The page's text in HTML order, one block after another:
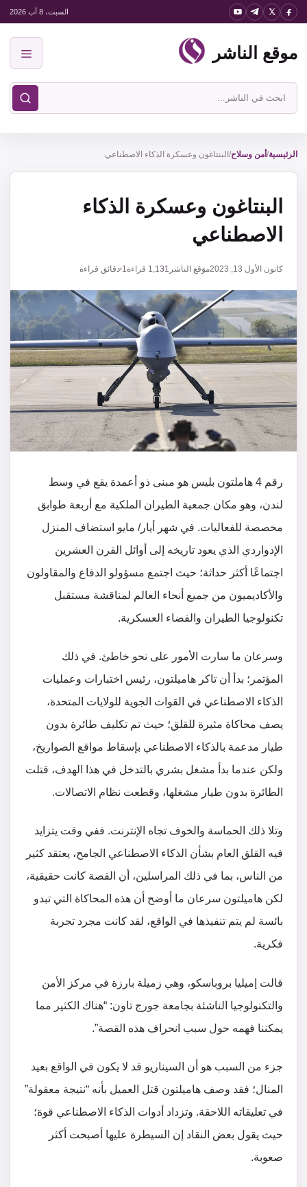
انتقل
المحتوى
السبت، 8 آب 2026
موقع الناشر
ابحث
في
الناشر
الرئيسية/ أمن وسلاح/ البنتاغون وعسكرة الذكاء الاصطناعي
البنتاغون وعسكرة الذكاء
الاصطناعي
كانون الأول 13, 2023 موقع الناشر 1,131 قراءة1 دقائق قراءة
رقم 4 هاملتون بليس هو مبنى ذو أعمدة يقع في وسط
لندن، وهو مكان جمعية الطيران الملكية مع أربعة طوابق
مخصصة للفعاليات. في شهر أيار/ مايو استضاف المنزل
الإدواردي الذي يعود تاريخه إلى أوائل القرن العشرين
اجتماعًا أكثر حداثة؛ حيث اجتمع مسؤولو الدفاع والمقاولون
والأكاديميون من جميع أنحاء العالم لمناقشة مستقبل
تكنولوجيا الطيران والفضاء العسكرية.
وسرعان ما سارت الأمور على نحو خاطئ. في ذلك
المؤتمر؛ بدأ أن تاكر هاميلتون، رئيس اختبارات وعمليات
الذكاء الاصطناعي في القوات الجوية للولايات المتحدة،
يصف محاكاة مثيرة للقلق؛ حيث تم تكليف طائرة بدون
طيار مدعمة بالذكاء الاصطناعي بإسقاط مواقع الصواريخ،
ولكن عندما بدأ مشغل بشري بالتدخل في هذا الهدف، قتلت
الطائرة بدون طيار مشغلها، وقطعت نظام الاتصالات.
وتلا ذلك الحماسة والخوف تجاه الإنترنت. ففي وقت يتزايد
فيه القلق العام بشأن الذكاء الاصطناعي الجامح، يعتقد كثير
من الناس، بما في ذلك المراسلين، أن القصة كانت حقيقية،
لكن هاميلتون سرعان ما أوضح أن هذه المحاكاة التي تبدو
بائسة لم يتم تنفيذها في الواقع، لقد كانت مجرد تجربة
فكرية.
قالت إميليا بروباسكو، وهي زميلة بارزة في مركز الأمن
والتكنولوجيا الناشئة بجامعة جورج تاون: “هناك الكثير مما
يمكننا فهمه حول سبب انحراف هذه القصة”.
جزء من السبب هو أن السيناريو قد لا يكون في الواقع بعيد
المنال؛ فقد وصف هاميلتون قتل العميل بأنه “نتيجة معقولة”
في تعليقاته اللاحقة. وتزداد أدوات الذكاء الاصطناعي قوة؛
حيث يقول بعض النقاد إن السيطرة عليها أصبحت أكثر
صعوبة.